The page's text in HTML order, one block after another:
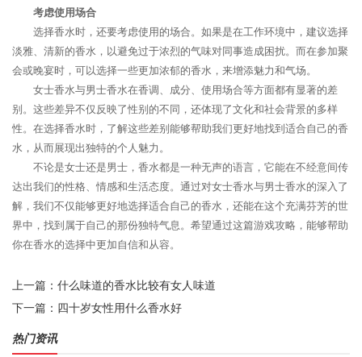
考虑使用场合
选择香水时，还要考虑使用的场合。如果是在工作环境中，建议选择
淡雅、清新的香水，以避免过于浓烈的气味对同事造成困扰。而在参加聚
会或晚宴时，可以选择一些更加浓郁的香水，来增添魅力和气场。
女士香水与男士香水在香调、成分、使用场合等方面都有显著的差
别。这些差异不仅反映了性别的不同，还体现了文化和社会背景的多样
性。在选择香水时，了解这些差别能够帮助我们更好地找到适合自己的香
水，从而展现出独特的个人魅力。
不论是女士还是男士，香水都是一种无声的语言，它能在不经意间传
达出我们的性格、情感和生活态度。通过对女士香水与男士香水的深入了
解，我们不仅能够更好地选择适合自己的香水，还能在这个充满芬芳的世
界中，找到属于自己的那份独特气息。希望通过这篇游戏攻略，能够帮助
你在香水的选择中更加自信和从容。
上一篇： 什么味道的香水比较有女人味道
下一篇： 四十岁女性用什么香水好
热门资讯